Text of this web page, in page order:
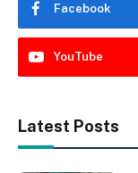
Facebook
YouTube
Latest Posts